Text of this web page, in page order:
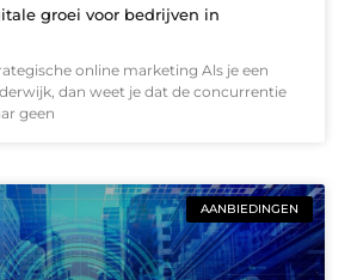
groei voor bedrijven in
online marketing Als je een
dan weet je dat de concurrentie
geen
AANBIEDINGEN